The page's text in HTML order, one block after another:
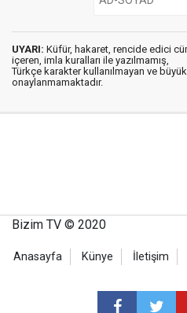
UYARI: Küfür, hakaret, rencide edici
içeren, imla kuralları ile yazılmamış,
Türkçe karakter kullanılmayan ve
onaylanmamaktadır.
Bizim TV © 2020
Anasayfa Künye İletişim